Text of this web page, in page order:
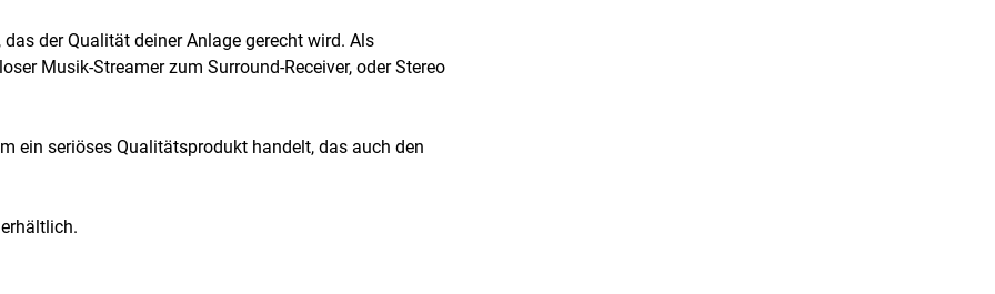
der Qualität deiner Anlage gerecht wird. Als
Musik-Streamer zum Surround-Receiver, oder Stereo
ein seriöses Qualitätsprodukt handelt, das auch den